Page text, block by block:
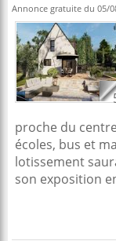
Annonce gratuite du 05/
proche du
écoles, bus et
lotissement
son exposition